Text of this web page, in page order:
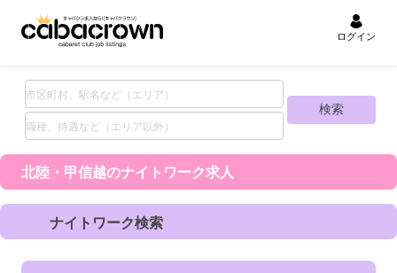
ログイン
北陸・甲信越のナイトワーク求人
ナイトワーク検索